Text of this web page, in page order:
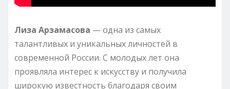
Лиза Арзамасова — одна из самых
талантливых и уникальных личностей в
современной России. С молодых лет она
проявляла интерес к искусству и получила
широкую известность благодаря своим